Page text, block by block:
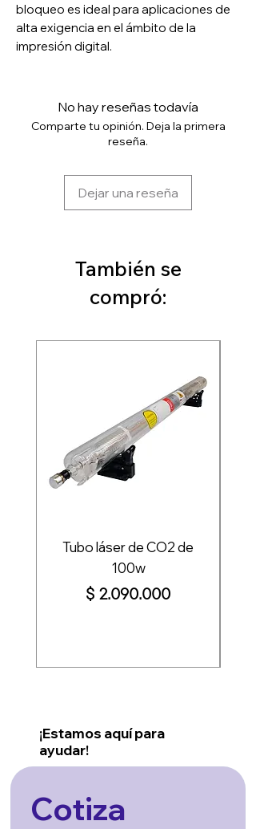
bloqueo es ideal para aplicaciones de
alta exigencia en el ámbito de la
impresión digital.
No hay reseñas todavía
Comparte tu opinión. Deja la primera
reseña.
Dejar una reseña
También se
compró:
Tubo láser de CO2 de
100w
Precio
$ 2.090.000
¡Estamos aquí para
ayudar!
Cotiza